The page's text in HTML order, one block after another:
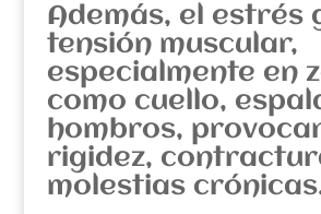
Además, el estrés
tensión muscular,
especialmente en
como cuello,
hombros,
rigidez,
molestias